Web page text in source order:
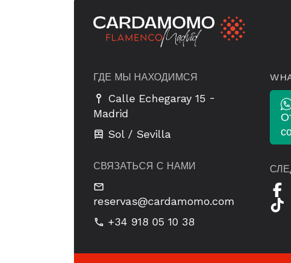
ГДЕ МЫ НАХОДИМСЯ
Calle Echegaray 15 -
Madrid
Sol / Sevilla
СВЯЗАТЬСЯ С НАМИ
reservas@cardamomo.com
+34 918 05 10 38